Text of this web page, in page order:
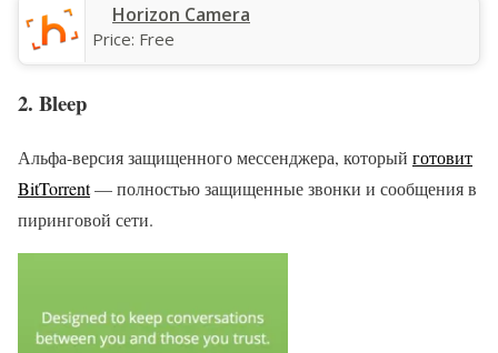
Horizon Camera
Price: Free
2. Bleep
Альфа-версия защищенного мессенджера, который готовит
BitTorrent— полностью защищенные звонки и сообщения в
пиринговой сети.